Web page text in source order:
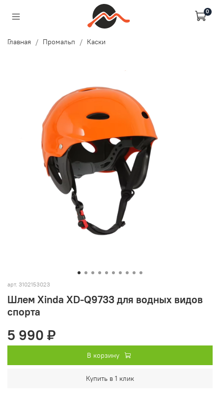
0
Главная Промальп Каски
арт. 3102153023
Шлем Xinda XD-Q9733 для водных видов
спорта
5 990 ₽
В корзину
Купить в 1 клик